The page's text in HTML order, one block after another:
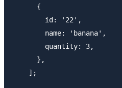
      {
        id: '22',
        name: 'banana',
        quantity: 3,
      },
    ];